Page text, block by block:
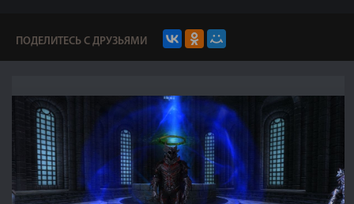
ПОДЕЛИТЕСЬ С ДРУЗЬЯМИ